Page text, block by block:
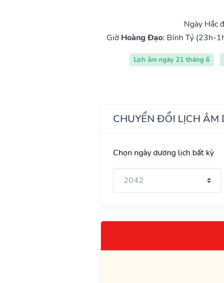
Ngày Hắc
Giờ Hoàng Đạo: Bính Tý (23h-
Lịch âm ngày 21 tháng 6
CHUYỂN ĐỔI LỊCH
Chọn ngày dương lịch bất kỳ